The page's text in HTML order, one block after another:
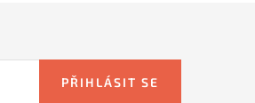
PŘIHLÁSIT SE